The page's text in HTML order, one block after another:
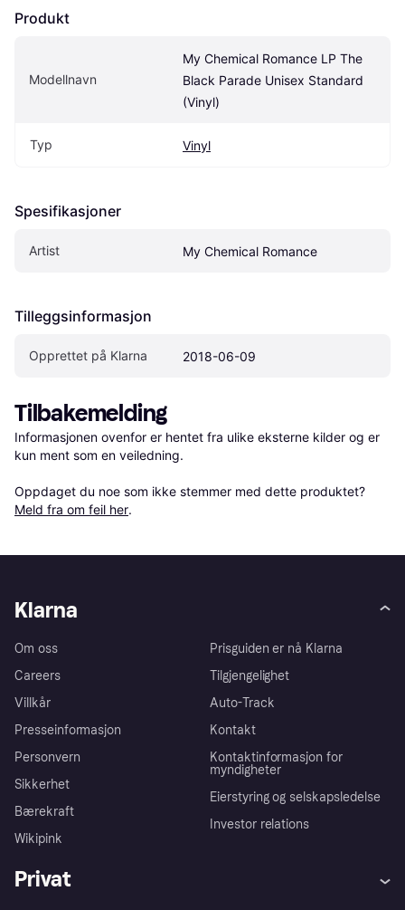
Produkt
Modellnavn
My Chemical Romance LP The
Black Parade Unisex Standard
(Vinyl)
Typ Vinyl
Spesifikasjoner
Artist My Chemical Romance
Tilleggsinformasjon
Opprettet på Klarna 2018-06-09
Tilbakemelding
Informasjonen ovenfor er hentet fra ulike eksterne kilder og er
kun ment som en veiledning.
Oppdaget du noe som ikke stemmer med dette produktet?
Meld fra om feil her.
Klarna
Om oss
Careers
Villkår
Presseinformasjon
Personvern
Sikkerhet
Bærekraft
Wikipink
Prisguiden er nå Klarna
Tilgjengelighet
Auto-Track
Kontakt
Kontaktinformasjon for
myndigheter
Eierstyring og selskapsledelse
Investor relations
Privat